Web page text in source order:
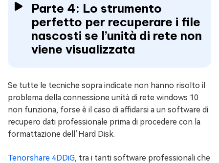
Parte 4: Lo strumento
perfetto per recuperare i file
nascosti se l’unità di rete non
viene visualizzata
Se tutte le tecniche sopra indicate non hanno risolto il
problema della connessione unità di rete windows 10
non funziona, forse è il caso di affidarsi a un software di
recupero dati professionale prima di procedere con la
formattazione dell’Hard Disk.
Tenorshare 4DDiG, tra i tanti software professionali che